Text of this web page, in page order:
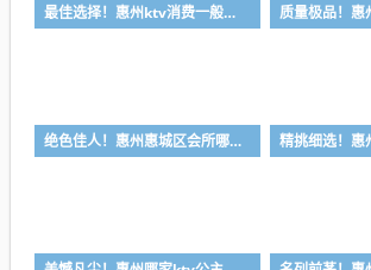
最佳选择！惠州ktv消费一般多少钱-首选金朗娱乐ktv会所消费行情推荐
绝色佳人！惠州惠城区会所哪家好-首选皇家公馆ktv会所消费行情推荐